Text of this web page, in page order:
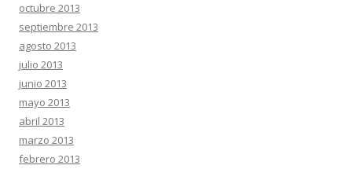
octubre 2013
septiembre 2013
agosto 2013
julio 2013
junio 2013
mayo 2013
abril 2013
marzo 2013
febrero 2013